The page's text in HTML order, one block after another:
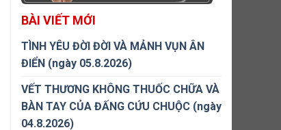
BÀI VIẾT MỚI
TÌNH YÊU ĐỜI ĐỜI VÀ MẢNH VỤN ÂN
ĐIỂN (ngày 05.8.2026)
VẾT THƯƠNG KHÔNG THUỐC CHỮA VÀ
BÀN TAY CỦA ĐẤNG CỨU CHUỘC (ngày
04.8.2026)